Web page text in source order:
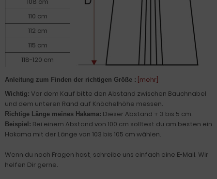
108 cm
110 cm
112 cm
115 cm
118-120 cm
Anleitung zum Finden der richtigen Größe : [mehr]
Wichtig: Vor dem Kauf bitte den Abstand zwischen Bauchnabel
und dem unteren Rand auf Knöchelhöhe messen.
Richtige Länge meines Hakama: Dieser Abstand + 3 bis 5 cm.
Beispiel: Bei einem Abstand von 100 cm solltest du am besten ein
Hakama mit der Länge von 103 bis 105 cm wählen.
Wenn du noch Fragen hast, schreibe uns einfach eine E-Mail. Wir
helfen Dir gerne.